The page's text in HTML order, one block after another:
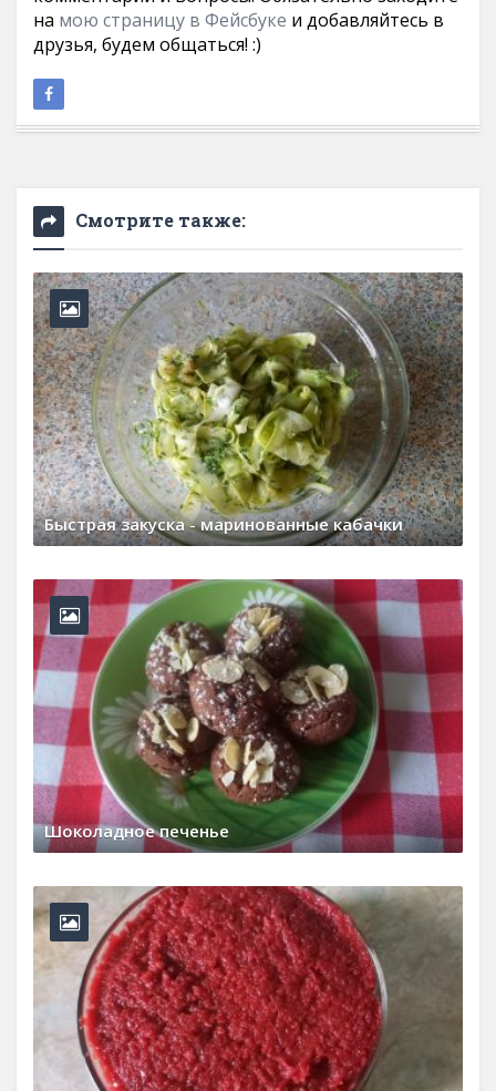
на мою страницу в Фейсбуке и добавляйтесь в
друзья, будем общаться! :)
Смотрите также:
Быстрая закуска - маринованные кабачки
Шоколадное печенье